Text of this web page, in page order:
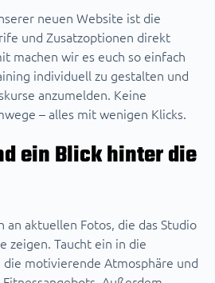
neuen Website ist die
und Zusatzoptionen direkt
machen wir es euch so einfach
individuell zu gestalten und
anzumelden. Keine
– alles mit wenigen Klicks.
ein Blick hinter die
an aktuellen Fotos, die das Studio
zeigen. Taucht ein in die
motivierende Atmosphäre und